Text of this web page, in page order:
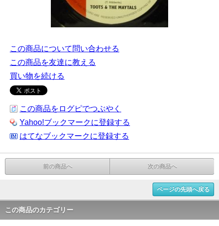
この商品について問い合わせる
この商品を友達に教える
買い物を続ける
この商品をログピでつぶやく
Yahoo!ブックマークに登録する
はてなブックマークに登録する
前の商品へ 次の商品へ
ページの先頭へ戻る
この商品のカテゴリー